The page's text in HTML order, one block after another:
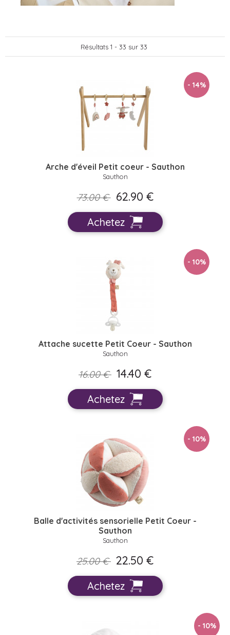
Résultats 1 - 33 sur 33
- 14%
Arche d'éveil Petit coeur - Sauthon
Sauthon
73.00 € 62.90 €
Achetez
- 10%
Attache sucette Petit Coeur - Sauthon
Sauthon
16.00 € 14.40 €
Achetez
- 10%
Balle d'activités sensorielle Petit Coeur -
Sauthon
Sauthon
25.00 € 22.50 €
Achetez
- 10%